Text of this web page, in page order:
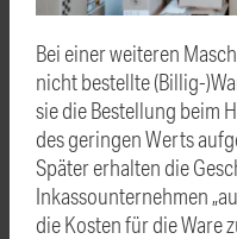
Bei einer weiteren
nicht bestellte (Billig-
sie die Bestellung beim
des geringen Werts
Später erhalten die
Inkassounternehmen
die Kosten für die Ware